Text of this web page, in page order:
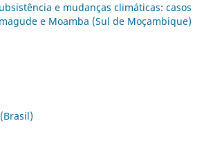
e mudanças climáticas: casos
e Moamba (Sul de Moçambique)